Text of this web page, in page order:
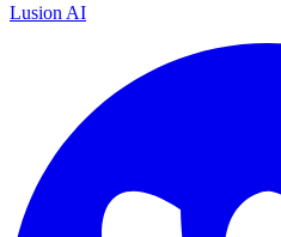
Lusion AI